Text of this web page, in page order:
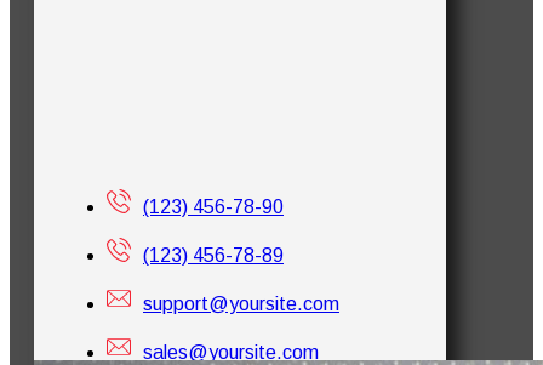
(123) 456-78-90
(123) 456-78-89
support@yoursite.com
sales@yoursite.com